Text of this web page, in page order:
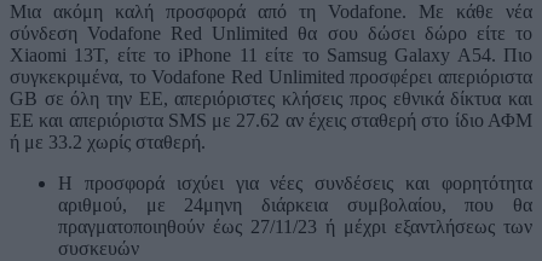
Μια ακόμη καλή προσφορά από τη Vodafone. Με κάθε νέα
σύνδεση Vodafone Red Unlimited θα σου δώσει δώρο είτε το
Xiaomi 13T, είτε το iPhone 11 είτε το Samsug Galaxy A54. Πιο
συγκεκριμένα, το Vodafone Red Unlimited προσφέρει απεριόριστα
GB σε όλη την ΕΕ, απεριόριστες κλήσεις προς εθνικά δίκτυα και
ΕΕ και απεριόριστα SMS με 27.62 αν έχεις σταθερή στο ίδιο ΑΦΜ
ή με 33.2 χωρίς σταθερή.
Η προσφορά ισχύει για νέες συνδέσεις και φορητότητα
αριθμού, με 24μηνη διάρκεια συμβολαίου, που θα
πραγματοποιηθούν έως 27/11/23 ή μέχρι εξαντλήσεως των
συσκευών